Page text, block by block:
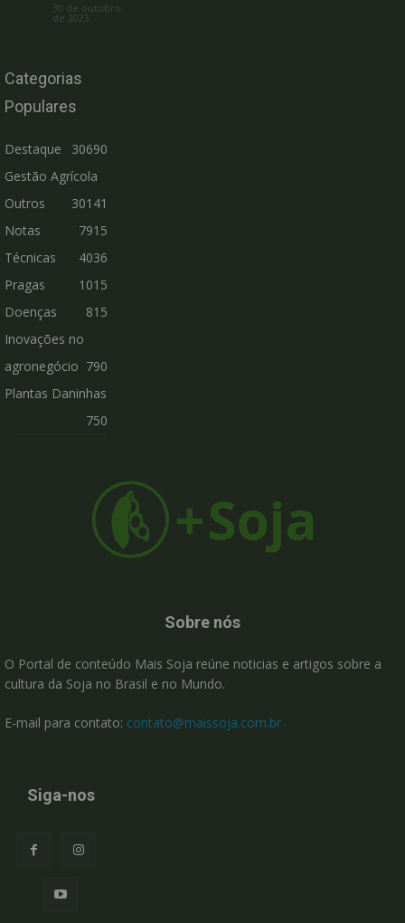
30 de outubro
de 2023
Categorias
Populares
Destaque
30690
Gestão Agrícola
30141
Outros
7915
Notas
Técnicas
4036
Pragas
1015
Doenças
815
Inovações no
agronegócio 790
Plantas Daninhas
750
Sobre nós
O Portal de conteúdo Mais Soja reúne noticias e artigos sobre a
cultura da Soja no Brasil e no Mundo.
E-mail para contato: contato@maissoja.com.br
Siga-nos